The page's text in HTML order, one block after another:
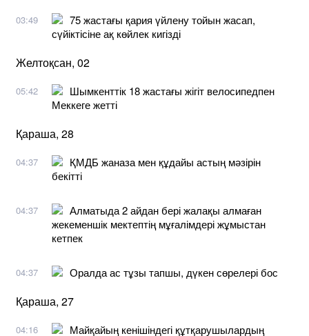
03:49
75 жастағы қария үйлену тойын жасап,
сүйіктісіне ақ көйлек кигізді
Желтоқсан, 02
05:42
Шымкенттік 18 жастағы жігіт велосипедпен
Меккеге жетті
Қараша, 28
04:37
ҚМДБ жаназа мен құдайы астың мәзірін
бекітті
04:37
Алматыда 2 айдан бері жалақы алмаған
жекеменшік мектептің мұғалімдері жұмыстан
кетпек
04:37 Оралда ас тұзы тапшы, дүкен сөрелері бос
Қараша, 27
04:16
Майқайың кенішіндегі құтқарушылардың